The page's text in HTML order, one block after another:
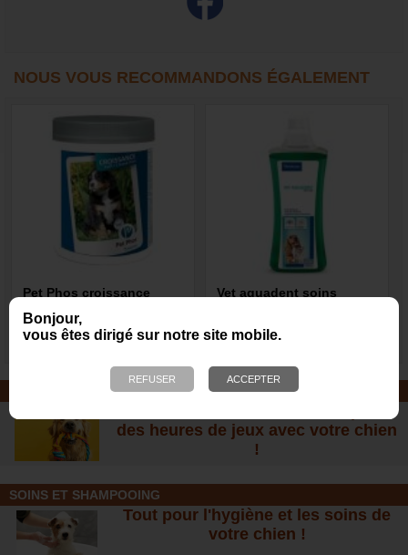
Bonjour,
vous êtes dirigé sur notre site mobile.
NOUS VOUS RECOMMANDONS ÉGALEMENT
Pet Phos croissance
89,90 €
Vet aquadent soins
23,70 €
JOUETS EN CORDE
des heures de jeux avec votre chien
!
SOINS ET SHAMPOOING
Tout pour l'hygiène et les soins de
votre chien !